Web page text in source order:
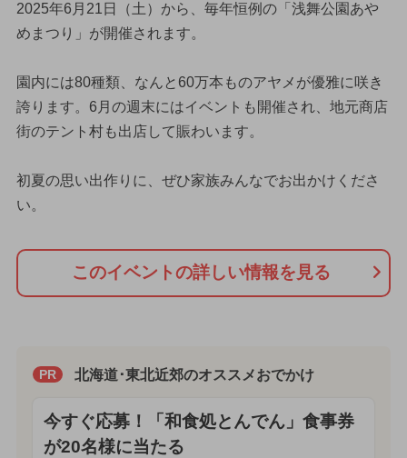
2025年6月21日（土）から、毎年恒例の「浅舞公園あや
めまつり」が開催されます。
園内には80種類、なんと60万本ものアヤメが優雅に咲き
誇ります。6月の週末にはイベントも開催され、地元商店
街のテント村も出店して賑わいます。
初夏の思い出作りに、ぜひ家族みんなでお出かけくださ
い。
このイベントの詳しい情報を見る
PR 北海道･東北近郊のオススメおでかけ
今すぐ応募！「和食処とんでん」食事券
が20名様に当たる